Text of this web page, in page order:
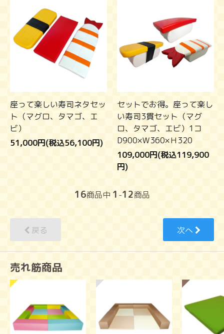
座って楽しい寿司ネタセッ
ト（マグロ、タマゴ、エ
ビ）
51,000円(税込56,100円)
セットでお得。座って楽し
い寿司3貫セット（マグ
ロ、タマゴ、エビ）1コ
D900×Ｗ360×Ｈ320
109,000円(税込119,900
円)
16商品中 1 -12商品
戻る 次へ
売れ筋商品